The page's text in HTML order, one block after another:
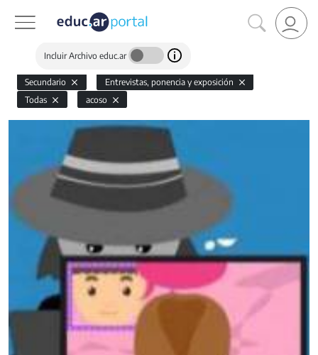
Incluir Archivo educ.ar
Secundario
Entrevistas, ponencia y exposición
Todas
acoso